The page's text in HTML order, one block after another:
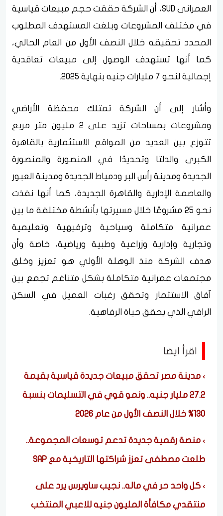
العمرانى SUD، أن الشركة حققت حجم مبيعات قياسية
في مختلف المشروعات وبلغت المستهدف المطلوب
المحدد تحقيقه خلال النصف الأول من العام الحالي،
كما أنها تستهدف الوصول إلى مبيعات تعاقدية
إجمالية لنحو 7 مليارات جنيه بنهاية 2025.
وأشار إلى أن الشركة تمتلك محفظة الأراضي
ومشروعات بمساحات تزيد على 2 مليون متر مربع
تتوزع بين العديد من المواقع الاستثمارية بالقاهرة
الكبرى والدلتا وتحديدًا في المنصورة والمنصورة
الجديدة ومدينة رأس البر ودمياط الجديدة ومدينة العبور
والعاصمة الإدارية والقاهرة الجديدة، كما أنها نفذت
نحو 25 مشروعًا خلال مسيرتها بأنشطة مختلفة ما بين
عمرانية متكاملة وسياحية وترفيهية وتعليمية
وتجارية وإدارية وزراعية وطبية ورياضية، خاصة وأن
هدف الشركة منذ الوهلة الأولي هو تعزيز وخلق
مجتمعات عمرانية متكاملة بشكل متناغم تجمع بين
آفاق الاستثمار وتحقق رغبات العميل في السكن
الراقي الذي يحقق حياة الرفاهية.
اقرأ ايضا
مدينة مصر تحقق مبيعات جديدة قياسية بقيمة
27.2 مليار جنيه.. ونمو قوي في التسليمات بنسبة
130% خلال النصف الأول من عام 2026
منصة رقمية جديدة تدعم توسعات المجموعة..
طلعت مصطفى تعزز شراكتها التاريخية مع SAP
كل واحد حر في ماله.. نجيب ساويرس يرد على
منتقدي مكافأة المليون جنيه للاعبي المنتخب